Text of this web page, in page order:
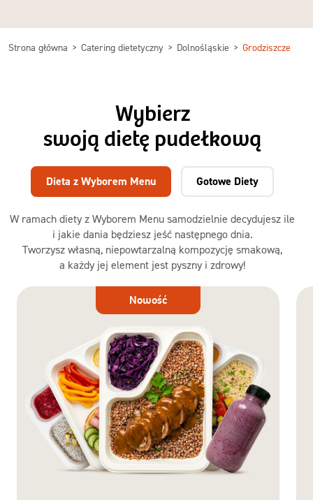
Strona główna Catering dietetyczny Dolnośląskie Grodziszcze
Wybierz
swoją dietę pudełkową
W ramach diety z Wyborem Menu samodzielnie decydujesz ile
i jakie dania będziesz jeść następnego dnia.
Tworzysz własną, niepowtarzalną kompozycję smakową,
a każdy jej element jest pyszny i zdrowy!
Dieta z Wyborem Menu Gotowe Diety
Dieta
Nowość